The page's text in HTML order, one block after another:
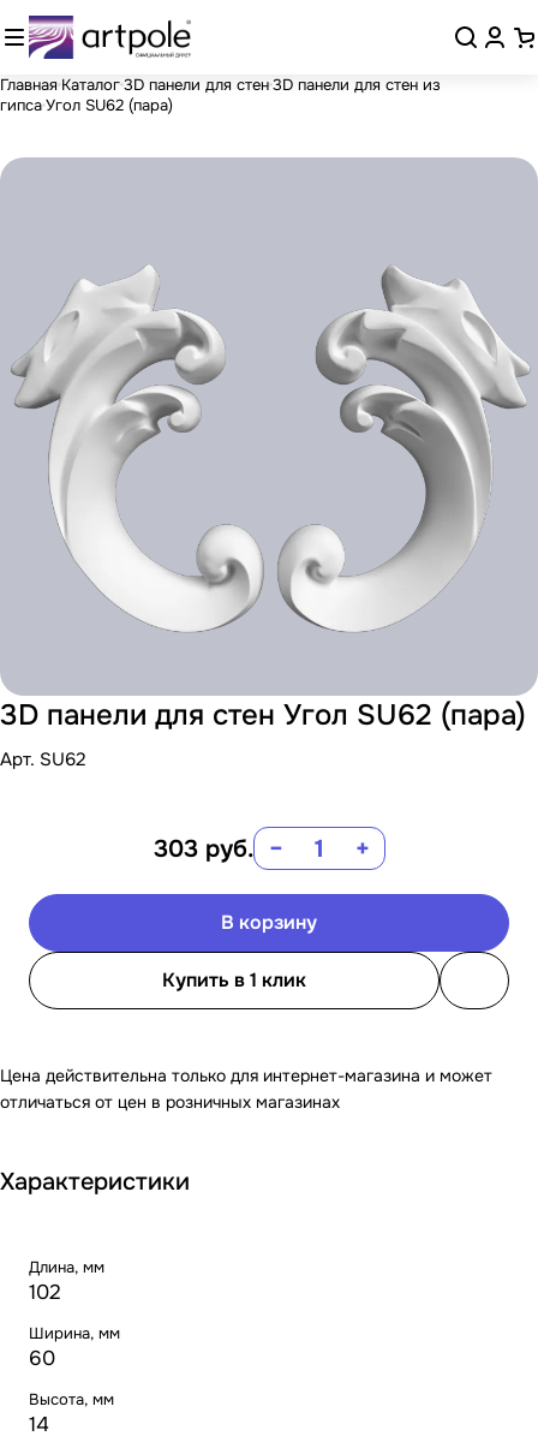
Главная Каталог3D панели для стен3D панели для стен из
гипсаУгол SU62 (пара)
3D панели для стен Угол SU62 (пара)
Арт. SU62
303 руб. − +
В корзину
Купить в 1 клик
Цена действительна только для интернет-магазина и может
отличаться от цен в розничных магазинах
Характеристики
Длина, мм
102
Ширина, мм
60
Высота, мм
14